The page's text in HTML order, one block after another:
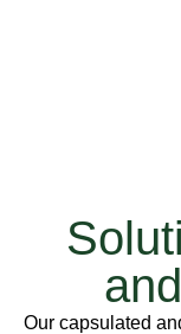
Our capsulated